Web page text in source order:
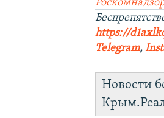
https://
Telegram,
Новости